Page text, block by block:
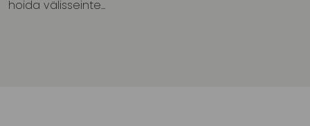
hoida välisseinte...